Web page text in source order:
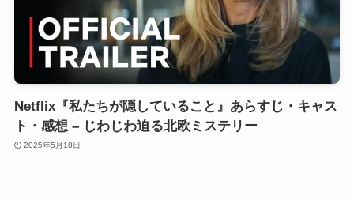
Netflix『私たちが隠していること』あらすじ・キャス
ト・感想 – じわじわ迫る北欧ミステリー
2025年5月18日